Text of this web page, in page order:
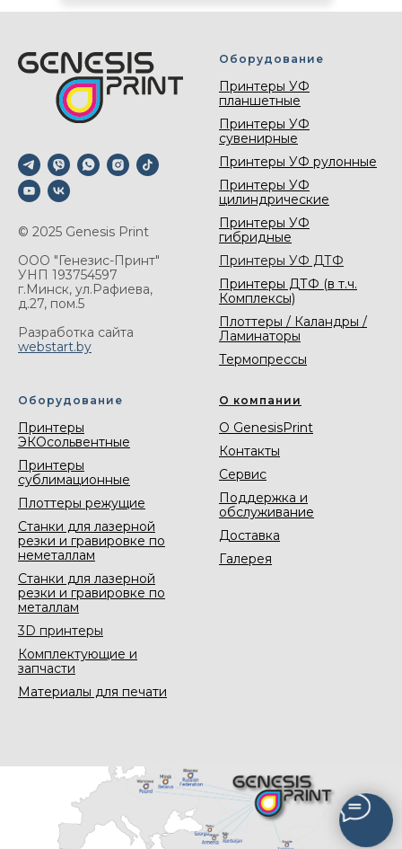
© 2025 Genesis Print
ООО "Генезис-Принт"
УНП 193754597
г.Минск, ул.Рафиева,
д.27, пом.5
Разработка сайта
webstart.by
Оборудование
Принтеры УФ
планшетные
Принтеры УФ
сувенирные
Принтеры УФ рулонные
Принтеры УФ
цилиндрические
Принтеры УФ
гибридные
Принтеры УФ ДТФ
Принтеры ДТФ (в т.ч.
Комплексы)
Плоттеры / Каландры /
Ламинаторы
Термопрессы
Оборудование
Принтеры
ЭКОсольвентные
Принтеры
сублимационные
Плоттеры режущие
Станки для лазерной
резки и гравировке по
неметаллам
Станки для лазерной
резки и гравировке по
металлам
3D принтеры
Комплектующие и
запчасти
Материалы для печати
О компании
О GenesisPrint
Контакты
Сервис
Поддержка и
обслуживание
Доставка
Галерея